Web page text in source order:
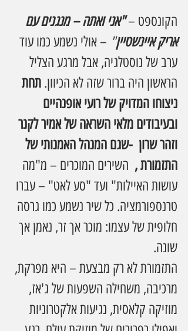
הקונספט – "אני ואתה – מנגנים עם
אריק איינשטיין" – אולי נשמע כמו עוד
ערב של נוסטלגיה, אבל מרגע הצליל
הראשון היה ברור שזה לא הכיוון. תחת
ניצוחו המדויק של רועי אופנהיים
ובעיבודים מלאי השראה של אמיר לקנר
וזהר שרון  -שגם המנהל האמנותי של
התזמורת , השירים המוכרים – מ"מה
עושות האיילות" ועד "סע לאט" – עברו
טרנספורמציה. כל שיר נשמע כמו גרסה
חלופית של עצמו: מוכר אך זר, נאמן אך
שונה.
התזמורת לא רק מבצעת – היא מפרקת,
מרכיבה, משחילה השפעות של ג'אז,
מוזיקה קלאסית, נגיעות אלקטרוניות